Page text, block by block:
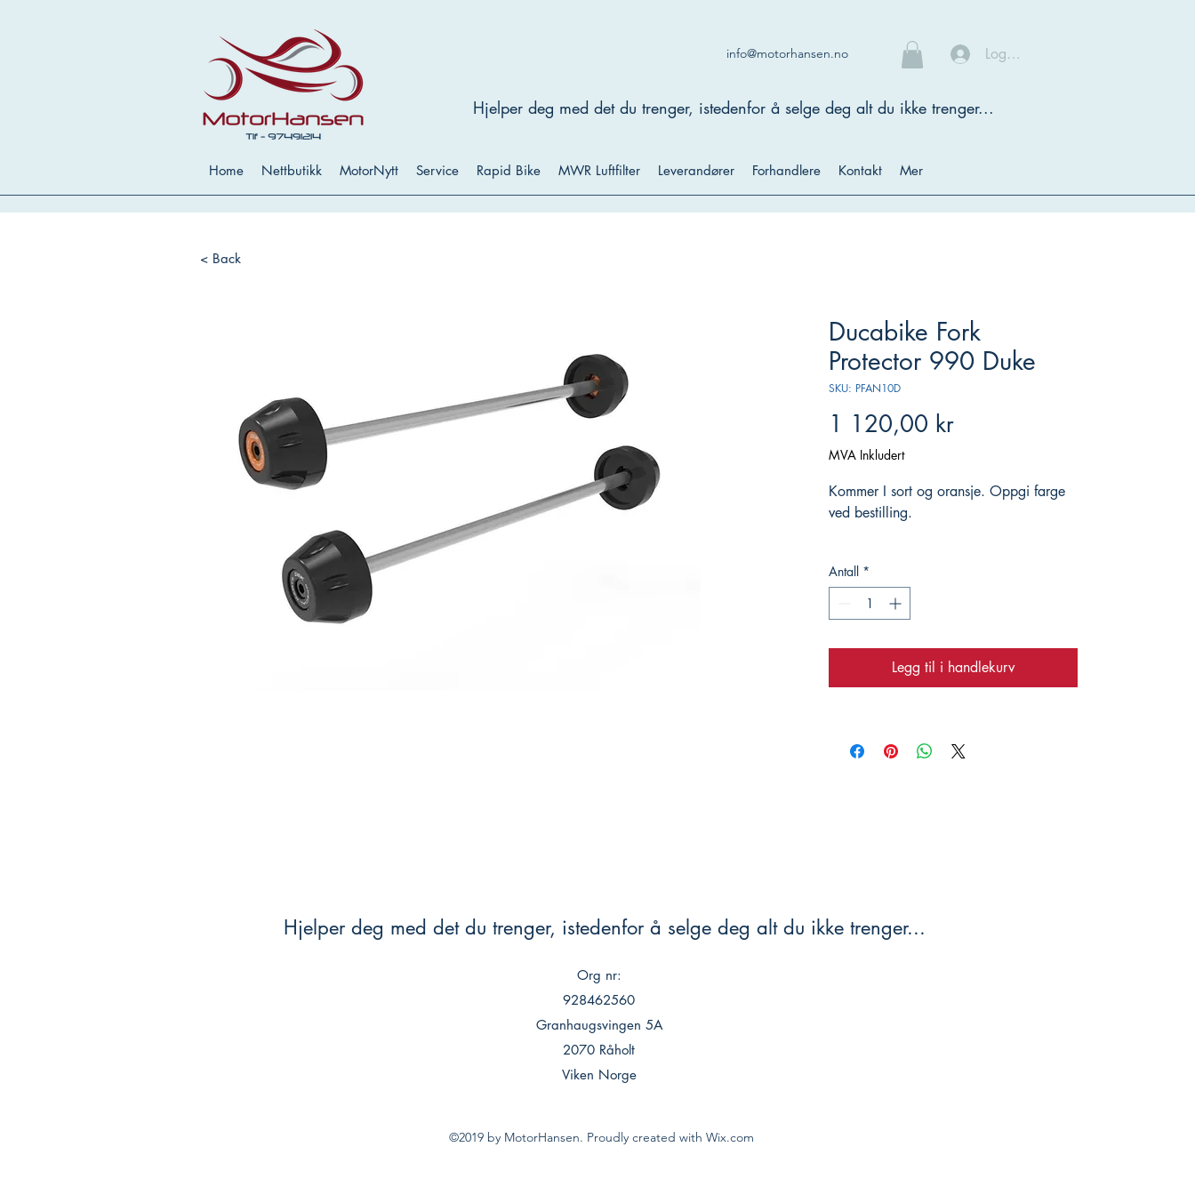
info@motorhansen.no Logg inn
Hjelper deg med det du trenger, istedenfor å selge deg alt du ikke trenger...
Home Nettbutikk MotorNytt Service Rapid Bike MWR Luftfilter Leverandører Forhandlere Kontakt Mer
< Back
Ducabike Fork
Protector 990 Duke
SKU: PFAN10D
1 120,00 krPris
MVA Inkludert
Kommer I sort og oransje. Oppgi farge
ved bestilling.
Antall *
Legg til i handlekurv
Hjelper deg med det du trenger, istedenfor å selge deg alt du ikke trenger...
Org nr:
928462560
Granhaugsvingen 5A
2070 Råholt
Viken Norge
©2019 by MotorHansen. Proudly created with Wix.com